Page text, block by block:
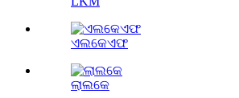
ଏଲକେଏଫ
ଲାଲକେ